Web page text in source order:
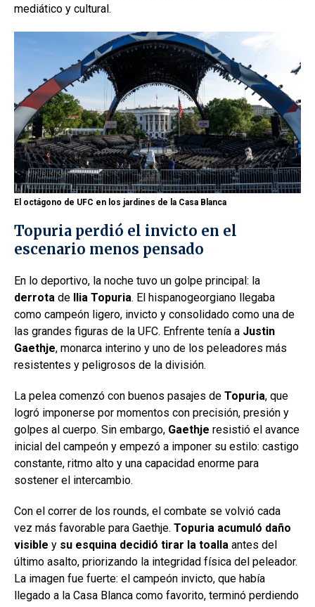
mediático y cultural.
El octágono de UFC en los jardines de la Casa Blanca
Topuria perdió el invicto en el
escenario menos pensado
En lo deportivo, la noche tuvo un golpe principal: la
derrota de Ilia Topuria. El hispanogeorgiano llegaba
como campeón ligero, invicto y consolidado como una de
las grandes figuras de la UFC. Enfrente tenía a Justin
Gaethje, monarca interino y uno de los peleadores más
resistentes y peligrosos de la división.
La pelea comenzó con buenos pasajes de Topuria, que
logró imponerse por momentos con precisión, presión y
golpes al cuerpo. Sin embargo, Gaethje resistió el avance
inicial del campeón y empezó a imponer su estilo: castigo
constante, ritmo alto y una capacidad enorme para
sostener el intercambio.
Con el correr de los rounds, el combate se volvió cada
vez más favorable para Gaethje. Topuria acumuló daño
visible y su esquina decidió tirar la toalla antes del
último asalto, priorizando la integridad física del peleador.
La imagen fue fuerte: el campeón invicto, que había
llegado a la Casa Blanca como favorito, terminó perdiendo